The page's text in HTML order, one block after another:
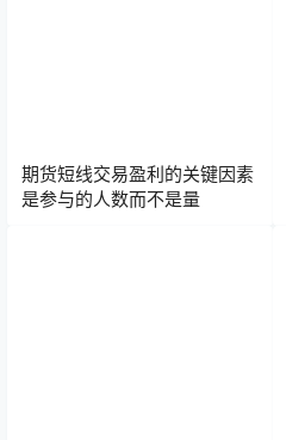
期货短线交易盈利的关键因素
是参与的人数而不是量